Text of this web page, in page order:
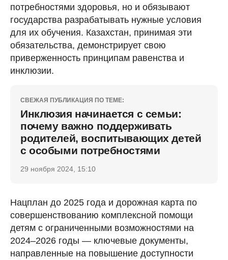
потребностями здоровья, но и обязывают
государства разрабатывать нужные условия
для их обучения. Казахстан, принимая эти
обязательства, демонстрирует свою
приверженность принципам равенства и
инклюзии.
СВЕЖАЯ ПУБЛИКАЦИЯ ПО ТЕМЕ:
Инклюзия начинается с семьи:
почему важно поддерживать
родителей, воспитывающих детей
с особыми потребностями
29 ноября 2024, 15:10
Нацплан до 2025 года и дорожная карта по
совершенствованию комплексной помощи
детям с ограниченными возможностями на
2024–2026 годы — ключевые документы,
направленные на повышение доступности